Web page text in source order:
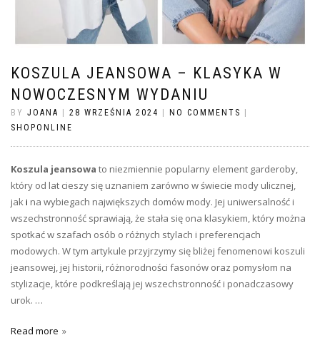
KOSZULA JEANSOWA – KLASYKA W
NOWOCZESNYM WYDANIU
BY JOANA | 28 WRZEŚNIA 2024 | NO COMMENTS |
SHOPONLINE
Koszula jeansowa to niezmiennie popularny element garderoby,
który od lat cieszy się uznaniem zarówno w świecie mody ulicznej,
jak i na wybiegach największych domów mody. Jej uniwersalność i
wszechstronność sprawiają, że stała się ona klasykiem, który można
spotkać w szafach osób o różnych stylach i preferencjach
modowych. W tym artykule przyjrzymy się bliżej fenomenowi koszuli
jeansowej, jej historii, różnorodności fasonów oraz pomysłom na
stylizacje, które podkreślają jej wszechstronność i ponadczasowy
urok. …
Read more